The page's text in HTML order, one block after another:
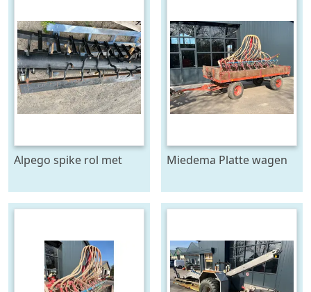
Alpego spike rol met
Miedema Platte wagen